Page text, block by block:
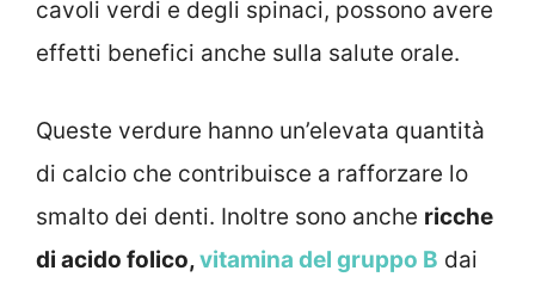
cavoli verdi e degli spinaci, possono avere
effetti benefici anche sulla salute orale.
Queste verdure hanno un’elevata quantità
di calcio che contribuisce a rafforzare lo
smalto dei denti. Inoltre sono anche ricche
di acido folico,vitamina del gruppo B dai